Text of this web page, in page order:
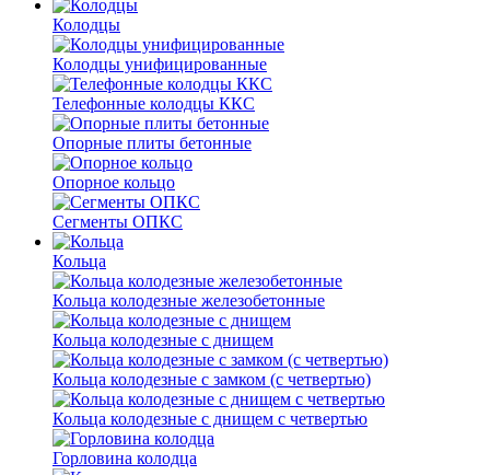
Колодцы
Колодцы унифицированные
Телефонные колодцы ККС
Опорные плиты бетонные
Опорное кольцо
Сегменты ОПКС
Кольца
Кольца колодезные железобетонные
Кольца колодезные с днищем
Кольца колодезные с замком (с четвертью)
Кольца колодезные с днищем с четвертью
Горловина колодца